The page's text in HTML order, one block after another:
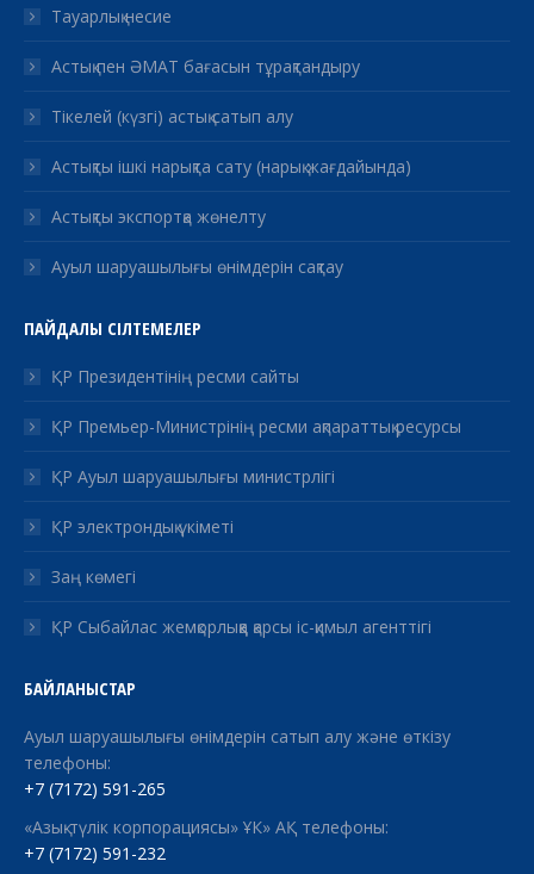
Тауарлық несие
Астық пен ӘМАТ бағасын тұрақтандыру
Тікелей (күзгі) астық сатып алу
Астықты ішкі нарықта сату (нарық жағдайында)
Астықты экспортқа жөнелту
Ауыл шаруашылығы өнімдерін сақтау
ПАЙДАЛЫ СІЛТЕМЕЛЕР
ҚР Президентінің ресми сайты
ҚР Премьер-Министрінің ресми ақпараттық ресурсы
ҚР Ауыл шаруашылығы министрлігі
ҚР электрондық үкіметі
Заң көмегі
ҚР Сыбайлас жемқорлыққа қарсы іс-қимыл агенттігі
БАЙЛАНЫСТАР
Ауыл шаруашылығы өнімдерін сатып алу және өткізу
телефоны:
+7 (7172) 591-265
«Азық-түлік корпорациясы» ҰК» АҚ телефоны:
+7 (7172) 591-232